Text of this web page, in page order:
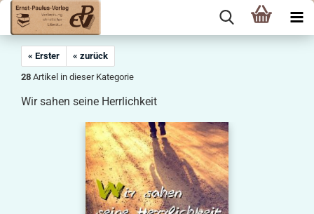
« Erster
« zurück
28 Artikel in dieser Kategorie
Wir sahen seine Herrlichkeit